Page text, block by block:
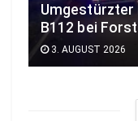
Umgestürzter
B112 bei
3. AUGUST 2026